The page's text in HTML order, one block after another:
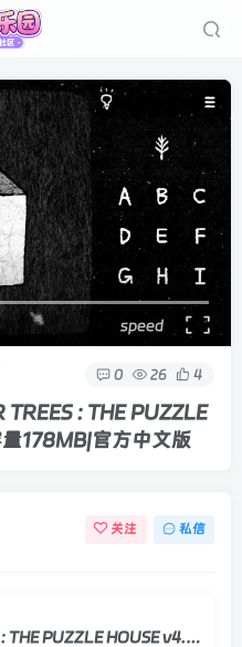
speed
0 26 4
: THE PUZZLE
178MB|官方中文版
关注 私信
她的树：解谜房间/HER TREES : THE PUZZLE HOUSE v4.0|动作冒险|容量178MB|官方中文版